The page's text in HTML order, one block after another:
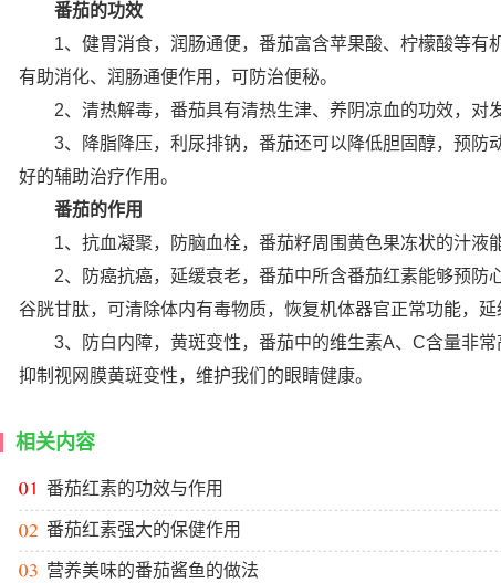
番茄的功效
1、健胃消食，润肠通便，番茄富含苹果酸、柠檬酸等有机
有助消化、润肠通便作用，可防治便秘。
2、清热解毒，番茄具有清热生津、养阴凉血的功效，对
3、降脂降压，利尿排钠，番茄还可以降低胆固醇，预防
好的辅助治疗作用。
番茄的作用
1、抗血凝聚，防脑血栓，番茄籽周围黄色果冻状的汁液
2、防癌抗癌，延缓衰老，番茄中所含番茄红素能够预防
谷胱甘肽，可清除体内有毒物质，恢复机体器官正常功能，延
3、防白内障，黄斑变性，番茄中的维生素A、C含量非常
抑制视网膜黄斑变性，维护我们的眼睛健康。
相关内容
番茄红素的功效与作用
番茄红素强大的保健作用
营养美味的番茄酱鱼的做法